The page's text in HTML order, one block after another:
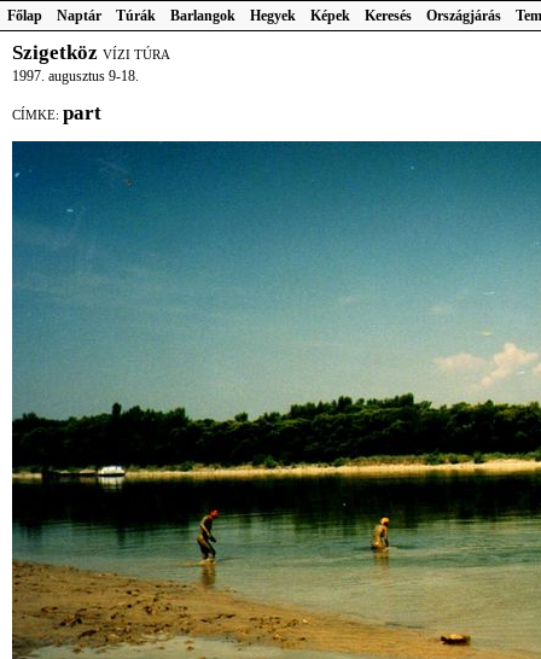
Főlap Naptár Túrák Barlangok Hegyek Képek Keresés Országjárás
Szigetköz VÍZI TÚRA
1997. augusztus 9-18.
CÍMKE: part